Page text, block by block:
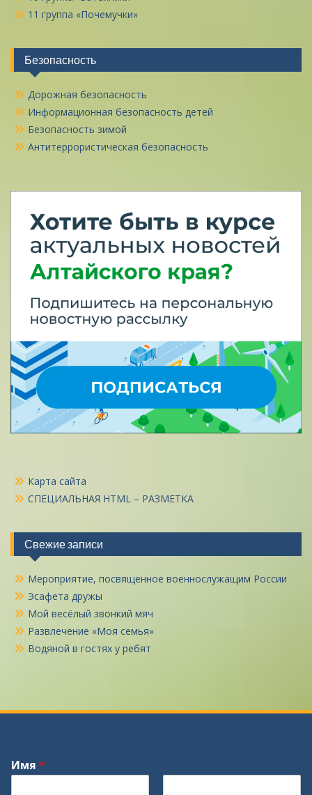
11 группа «Почемучки»
Безопасность
Дорожная безопасность
Информационная безопасность детей
Безопасность зимой
Антитеррористическая безопасность
Карта сайта
СПЕЦИАЛЬНАЯ HTML – РАЗМЕТКА
Свежие записи
Мероприятие, посвященное военнослужащим России
Эсафета дружы
Мой весёлый звонкий мяч
Развлечение «Моя семья»
Водяной в гостях у ребят
Имя *